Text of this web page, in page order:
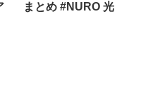
まとめ #NURO 光